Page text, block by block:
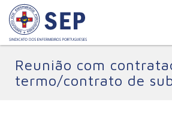
Reunião com
termo/contrato de